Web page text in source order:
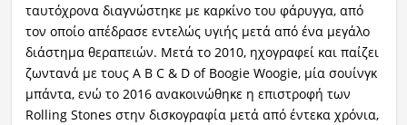
ταυτόχρονα διαγνώστηκε με καρκίνο του φάρυγγα, από
τον οποίο απέδρασε εντελώς υγιής μετά από ένα μεγάλο
διάστημα θεραπειών. Μετά το 2010, ηχογραφεί και παίζει
ζωντανά με τους A B C & D of Boogie Woogie, μία σουίνγκ
μπάντα, ενώ το 2016 ανακοινώθηκε η επιστροφή των
Rolling Stones στην δισκογραφία μετά από έντεκα χρόνια,